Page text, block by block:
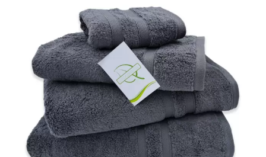
desde
3,00€
hasta
16,90€